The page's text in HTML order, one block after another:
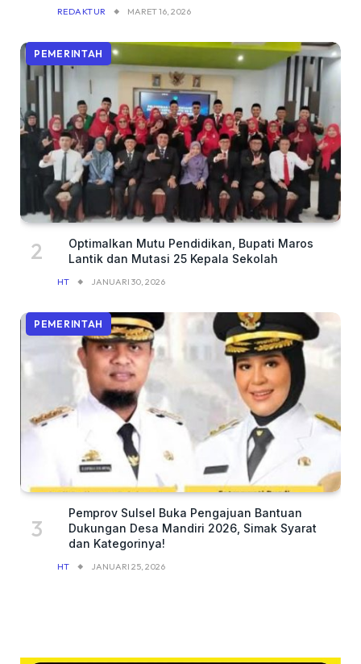
REDAKTUR MARET 16, 2026
PEMERINTAH
Optimalkan Mutu Pendidikan, Bupati Maros
Lantik dan Mutasi 25 Kepala Sekolah
HT JANUARI 30, 2026
PEMERINTAH
Pemprov Sulsel Buka Pengajuan Bantuan
Dukungan Desa Mandiri 2026, Simak Syarat
dan Kategorinya!
HT JANUARI 25, 2026